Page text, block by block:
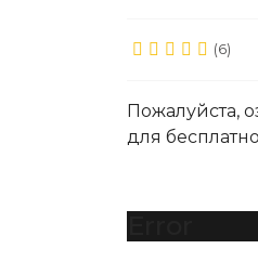
(6)
Пожалуйста,
для